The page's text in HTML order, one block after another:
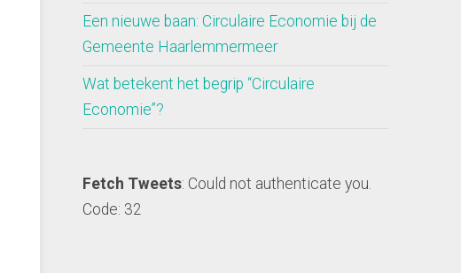
Een nieuwe baan: Circulaire Economie bij de
Gemeente Haarlemmermeer
Wat betekent het begrip “Circulaire
Economie”?
Fetch Tweets: Could not authenticate you.
Code: 32